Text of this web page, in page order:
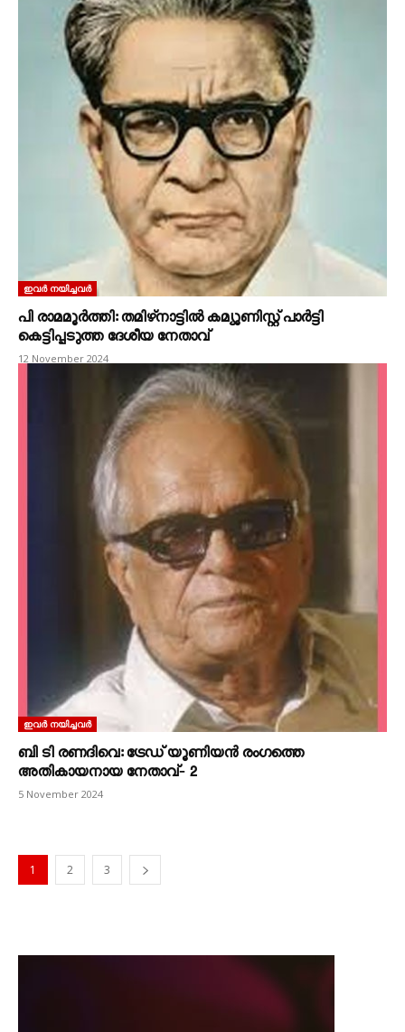
ഇവർ നയിച്ചവർ
പി രാമമൂർത്തി: തമിഴ്‌നാട്ടിൽ കമ്യൂണിസ്റ്റ്‌ പാർട്ടി
കെട്ടിപ്പടുത്ത ദേശീയ നേതാവ്‌
12 November 2024
ഇവർ നയിച്ചവർ
ബി ടി രണദിവെ: ട്രേഡ്‌ യൂണിയൻ രംഗത്തെ
‌അതികായനായ നേതാവ്‌‐ 2
5 November 2024
1 2 3